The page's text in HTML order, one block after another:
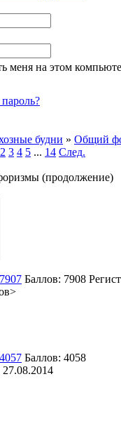
меня на этом
будни » Общий
2 3 4 5 ... 14 След.
(продолжение)
7907 Баллов: 7908
4057 Баллов: 4058
27.08.2014